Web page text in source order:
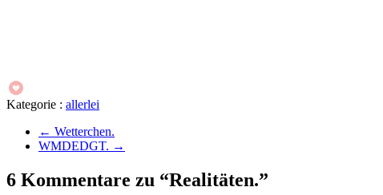
Kategorie : allerlei
← Wetterchen.
WMDEDGT. →
6 Kommentare zu “Realitäten.”